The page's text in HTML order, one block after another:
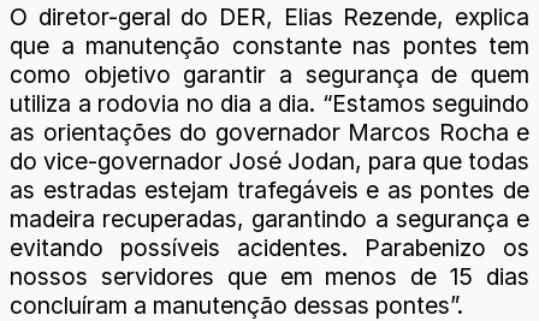
O diretor-geral do DER, Elias Rezende, explica
que a manutenção constante nas pontes tem
como objetivo garantir a segurança de quem
utiliza a rodovia no dia a dia. “Estamos seguindo
as orientações do governador Marcos Rocha e
do vice-governador José Jodan, para que todas
as estradas estejam trafegáveis e as pontes de
madeira recuperadas, garantindo a segurança e
evitando possíveis acidentes. Parabenizo os
nossos servidores que em menos de 15 dias
concluíram a manutenção dessas pontes”.